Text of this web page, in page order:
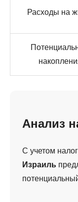
Расходы на
Анализ
С учетом
Израиль